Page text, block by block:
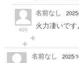
400
名前なし
火力凄いです
名前なし 2025/